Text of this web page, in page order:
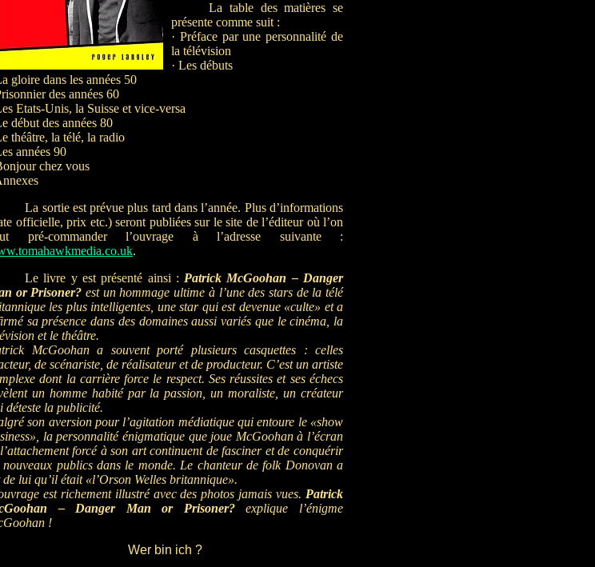
La table des matières se
présente comme suit :
· Préface par une personnalité de
la télévision
· Les débuts
gloire dans les années 50
des années 60
Etats-Unis, la Suisse et vice-versa
début des années 80
théâtre, la télé, la radio
années 90
chez vous
La sortie est prévue plus tard dans l’année. Plus d’informations
officielle, prix etc.) seront publiées sur le site de l’éditeur où l’on
pré-commander l’ouvrage à l’adresse suivante :
.
Le livre y est présenté ainsi : Patrick McGoohan – Danger
or Prisoner? est un hommage ultime à l’une des stars de la télé
les plus intelligentes, une star qui est devenue «culte» et a
sa présence dans des domaines aussi variés que le cinéma, la
et le théâtre.
McGoohan a souvent porté plusieurs casquettes : celles
de scénariste, de réalisateur et de producteur. C’est un artiste
dont la carrière force le respect. Ses réussites et ses échecs
un homme habité par la passion, un moraliste, un créateur
déteste la publicité.
son aversion pour l’agitation médiatique qui entoure le «show
la personnalité énigmatique que joue McGoohan à l’écran
forcé à son art continuent de fasciner et de conquérir
nouveaux publics dans le monde. Le chanteur de folk Donovan a
de lui qu’il était «l’Orson Welles britannique».
est richement illustré avec des photos jamais vues. Patrick
– Danger Man or Prisoner?explique l’énigme
!
Wer bin ich ?